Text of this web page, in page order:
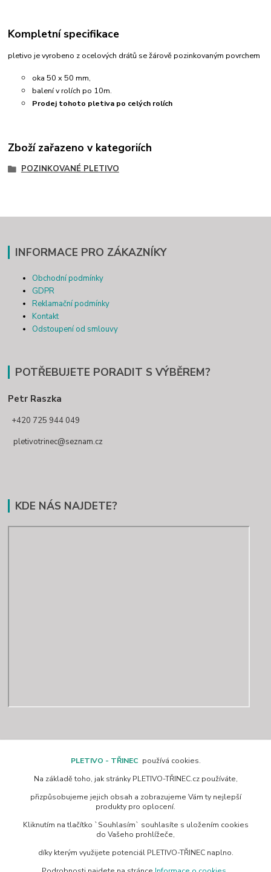
Kompletní specifikace
pletivo je vyrobeno z ocelových drátů se žárově pozinkovaným povrchem
oka 50 x 50 mm,
balení v rolích po 10m.
Prodej tohoto pletiva po celých rolích
Zboží zařazeno v kategoriích
POZINKOVANÉ PLETIVO
INFORMACE PRO ZÁKAZNÍKY
Obchodní podmínky
GDPR
Reklamační podmínky
Kontakt
Odstoupení od smlouvy
POTŘEBUJETE PORADIT S VÝBĚREM?
Petr Raszka
+420 725 944 049
pletivotrinec@seznam.cz
KDE NÁS NAJDETE?
www.pletivo-trinec.cz
Raszka Petr
+420 725 944 049
Denně 10.00–21.00 hod
pletivotrinec@seznam.cz
PLETIVO - TŘINEC používá cookies.
Na základě toho, jak stránky PLETIVO-TŘINEC.cz používáte,
přizpůsobujeme jejich obsah a zobrazujeme Vám ty nejlepší
produkty pro oplocení.
Kliknutím na tlačítko `Souhlasím` souhlasíte s uložením cookies
do Vašeho prohlížeče,
díky kterým využijete potenciál PLETIVO-TŘINEC naplno.